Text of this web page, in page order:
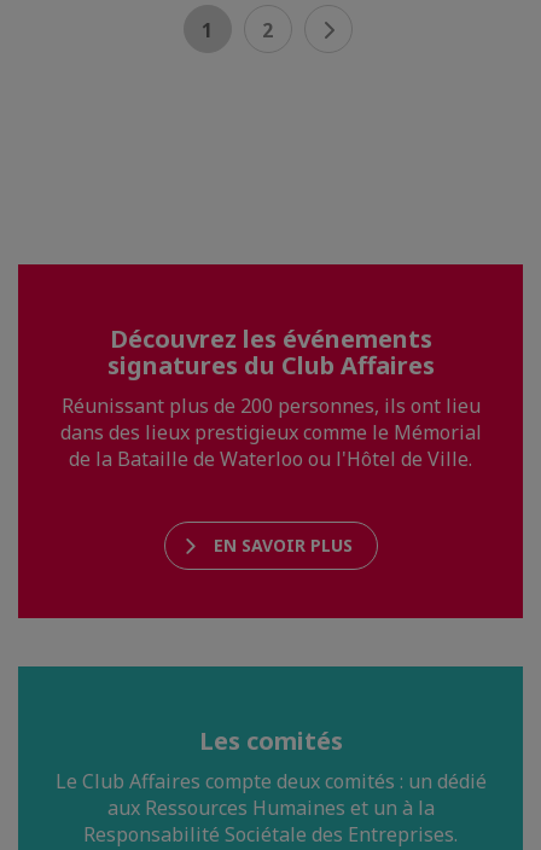
1 2
Découvrez les événements
signatures du Club Affaires
Réunissant plus de 200 personnes, ils ont lieu
dans des lieux prestigieux comme le Mémorial
de la Bataille de Waterloo ou l'Hôtel de Ville.
EN SAVOIR PLUS
Les comités
Le Club Affaires compte deux comités : un dédié
aux Ressources Humaines et un à la
Responsabilité Sociétale des Entreprises.